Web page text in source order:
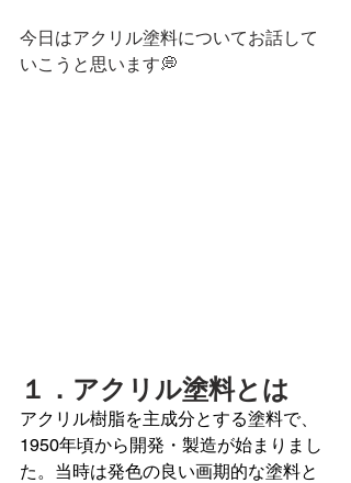
今日はアクリル塗料についてお話して
いこうと思います💭
１．アクリル塗料とは
アクリル樹脂を主成分とする塗料で、
1950年頃から開発・製造が始まりまし
た。当時は発色の良い画期的な塗料と